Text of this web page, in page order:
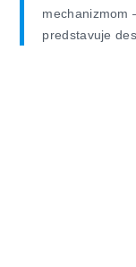
mechanizmom
predstavuje